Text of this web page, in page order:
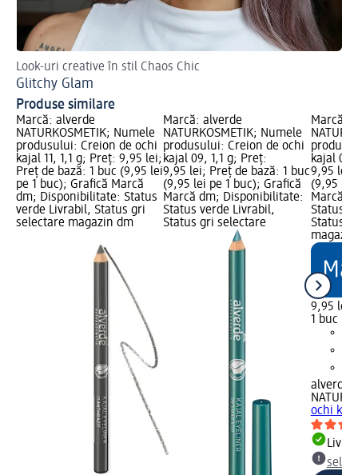
Look-uri creative în stil Chaos Chic
Glitchy Glam
Produse similare
Marcă: alverde
NATURKOSMETIK; Numele
produsului: Creion de ochi
kajal 11, 1,1 g; Preț: 9,95 lei;
Preț de bază: 1 buc (9,95 lei
pe 1 buc); Grafică Marcă
dm; Disponibilitate: Status
verde Livrabil, Status gri
selectare magazin dm
Marcă: alverde
NATURKOSMETIK; Numele
produsului: Creion de ochi
kajal 09, 1,1 g; Preț:
9,95 lei; Preț de bază: 1 buc
(9,95 lei pe 1 buc); Grafică
Marcă dm; Disponibilitate:
Status verde Livrabil,
Status gri selectare
Marcă:
kajal 03,
9,95 lei;
(9,95 lei
Marcă
Status
Status
9,95 lei
1 buc
alverde
ochi